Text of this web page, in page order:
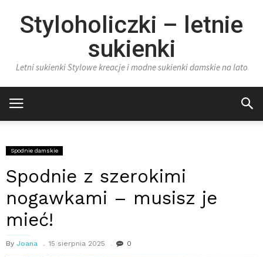
Styloholiczki – letnie
sukienki
Letni sukienki Stylowe kreacje i modne sukienki damskie na lato
Spodnie damskie
Spodnie z szerokimi
nogawkami – musisz je
mieć!
By Joana 15 sierpnia 2025 0